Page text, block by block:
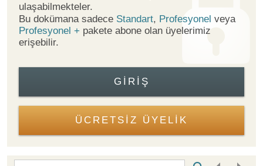
ulaşabilmekteler.
Bu dokümana sadece Standart, Profesyonel veya
Profesyonel + pakete abone olan üyelerimiz
erişebilir.
GIRIŞ
ÜCRETSİZ ÜYELİK